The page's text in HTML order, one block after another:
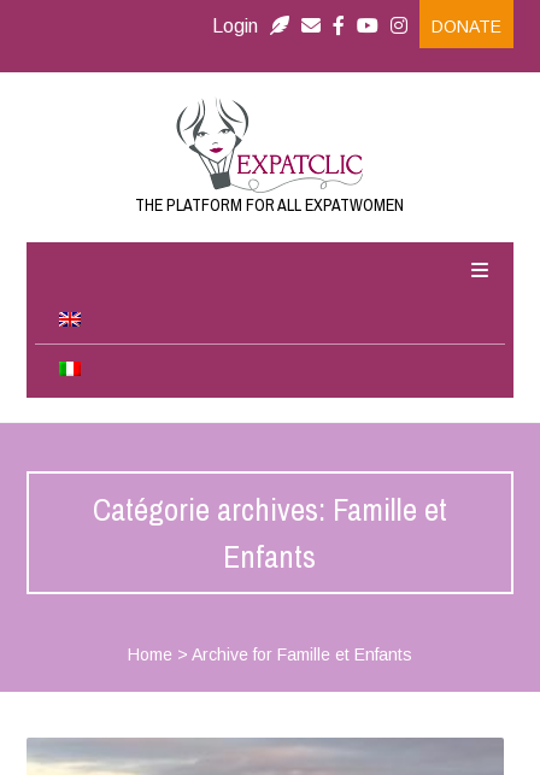
Login DONATE
THE PLATFORM FOR ALL EXPATWOMEN
Catégorie archives: Famille et
Enfants
Home > Archive for Famille et Enfants